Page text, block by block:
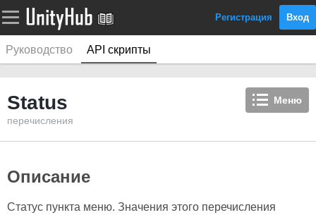
Регистрация Вход
Руководство API скрипты
Меню
Status
перечисления
Описание
Статус пункта меню. Значения этого перечисления